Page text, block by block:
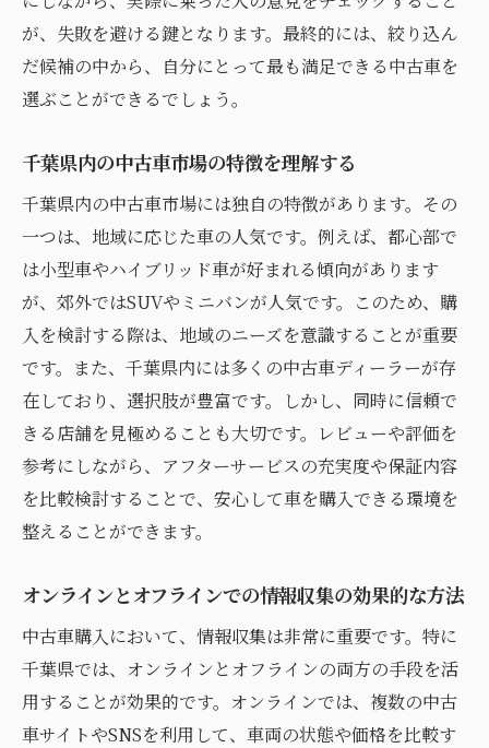
追加費用の発生に備える方法
中古車特有の不具合の見極め方
購入時期による価格変動の理解
リセールバリューを考慮した選び方
中古車選びで避けるべき落とし穴とその理由
プライベート購入のリスクと注意点
価格の安さだけで選ぶことの危険性
契約条件をしっかり確認する重要性
衝動買いを避けるための心構え
保証なしの購入がもたらすリスク
試乗を軽視した時の後悔と対策
千葉県で快適なカーライフを実現する中古車の
選び方
ライフスタイルに合った車種の選定
長期的な維持費を見据えた選び方
家族構成に応じた車の選び方
趣味やレジャーに対応した車選び
地域の交通事情に合った車種選択
中古車で快適なドライブを楽しむためのポ
が、失敗を避ける鍵となります。最終的には、絞り込ん
だ候補の中から、自分にとって最も満足できる中古車を
選ぶことができるでしょう。
千葉県内の中古車市場の特徴を理解する
千葉県内の中古車市場には独自の特徴があります。その
一つは、地域に応じた車の人気です。例えば、都心部で
は小型車やハイブリッド車が好まれる傾向があります
が、郊外ではSUVやミニバンが人気です。このため、購
入を検討する際は、地域のニーズを意識することが重要
です。また、千葉県内には多くの中古車ディーラーが存
在しており、選択肢が豊富です。しかし、同時に信頼で
きる店舗を見極めることも大切です。レビューや評価を
参考にしながら、アフターサービスの充実度や保証内容
を比較検討することで、安心して車を購入できる環境を
整えることができます。
オンラインとオフラインでの情報収集の効果的な方法
中古車購入において、情報収集は非常に重要です。特に
千葉県では、オンラインとオフラインの両方の手段を活
用することが効果的です。オンラインでは、複数の中古
車サイトやSNSを利用して、車両の状態や価格を比較す